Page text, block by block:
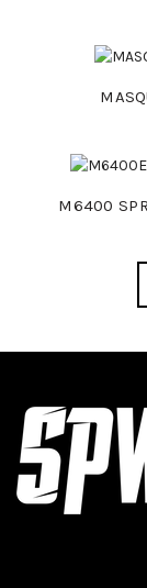
M6400